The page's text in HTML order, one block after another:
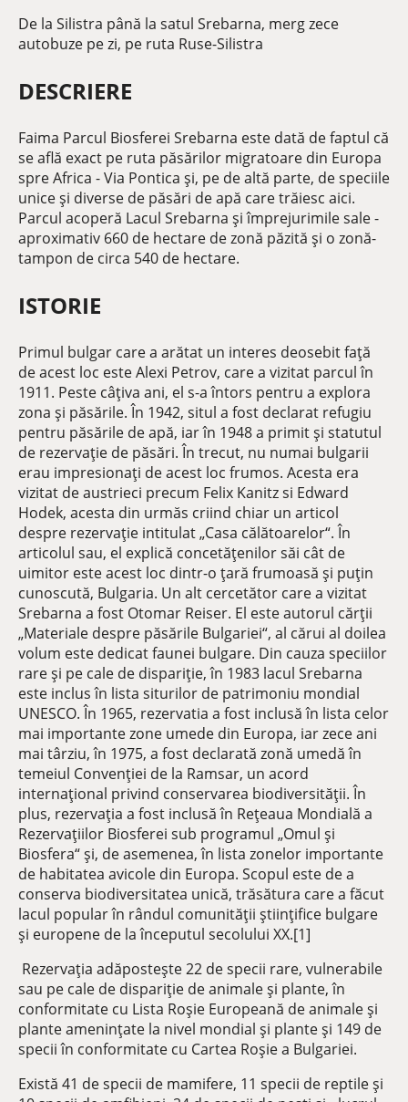
De la Silistra până la satul Srebarna, merg zece
autobuze pe zi, pe ruta Ruse-Silistra
DESCRIERE
Faima Parcul Biosferei Srebarna este dată de faptul că
se află exact pe ruta păsărilor migratoare din Europa
spre Africa - Via Pontica și, pe de altă parte, de speciile
unice și diverse de păsări de apă care trăiesc aici.
Parcul acoperă Lacul Srebarna și împrejurimile sale -
aproximativ 660 de hectare de zonă păzită și o zonă-
tampon de circa 540 de hectare.
ISTORIE
Primul bulgar care a arătat un interes deosebit față
de acest loc este Alexi Petrov, care a vizitat parcul în
1911. Peste câțiva ani, el s-a întors pentru a explora
zona și păsările. În 1942, situl a fost declarat refugiu
pentru păsările de apă, iar în 1948 a primit și statutul
de rezervație de păsări. În trecut, nu numai bulgarii
erau impresionați de acest loc frumos. Acesta era
vizitat de austrieci precum Felix Kanitz si Edward
Hodek, acesta din urmăs criind chiar un articol
despre rezervație intitulat „Casa călătoarelor“. În
articolul sau, el explică concetățenilor săi cât de
uimitor este acest loc dintr-o țară frumoasă și puțin
cunoscută, Bulgaria. Un alt cercetător care a vizitat
Srebarna a fost Otomar Reiser. El este autorul cărții
„Materiale despre păsările Bulgariei“, al cărui al doilea
volum este dedicat faunei bulgare. Din cauza speciilor
rare și pe cale de dispariție, în 1983 lacul Srebarna
este inclus în lista siturilor de patrimoniu mondial
UNESCO. În 1965, rezervatia a fost inclusă în lista celor
mai importante zone umede din Europa, iar zece ani
mai târziu, în 1975, a fost declarată zonă umedă în
temeiul Convenției de la Ramsar, un acord
internațional privind conservarea biodiversității. În
plus, rezervația a fost inclusă în Rețeaua Mondială a
Rezervațiilor Biosferei sub programul „Omul și
Biosfera“ și, de asemenea, în lista zonelor importante
de habitatea avicole din Europa. Scopul este de a
conserva biodiversitatea unică, trăsătura care a făcut
lacul popular în rândul comunității științifice bulgare
și europene de la începutul secolului XX.[1]
Rezervația adăpostește 22 de specii rare, vulnerabile
sau pe cale de dispariție de animale și plante, în
conformitate cu Lista Roșie Europeană de animale și
plante amenințate la nivel mondial și plante și 149 de
specii în conformitate cu Cartea Roșie a Bulgariei.
Există 41 de specii de mamifere, 11 specii de reptile și